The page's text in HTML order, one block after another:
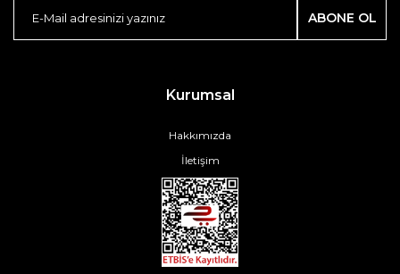
ABONE OL
Kurumsal
Hakkımızda
İletişim